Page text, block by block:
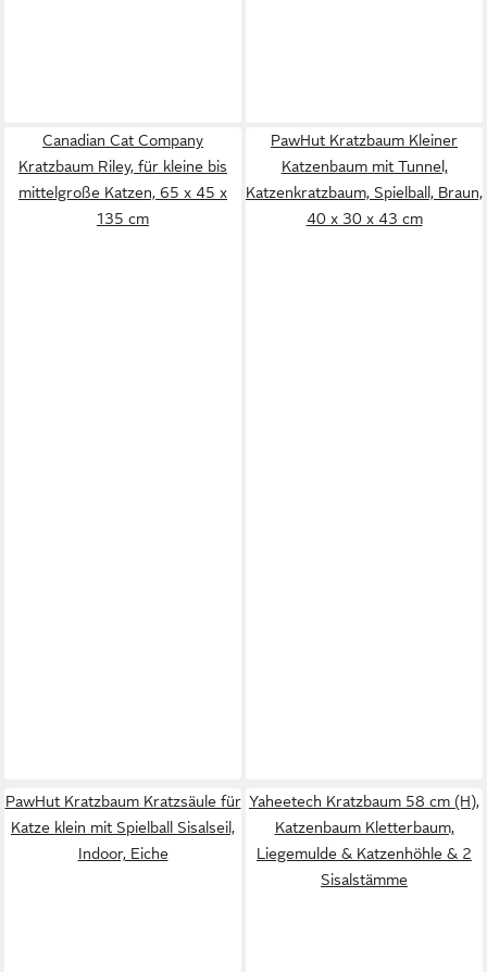
Canadian Cat Company
Kratzbaum Riley, für kleine bis
mittelgroße Katzen, 65 x 45 x
135 cm
PawHut Kratzbaum Kleiner
Katzenbaum mit Tunnel,
Katzenkratzbaum, Spielball, Braun,
40 x 30 x 43 cm
PawHut Kratzbaum Kratzsäule für
Katze klein mit Spielball Sisalseil,
Indoor, Eiche
Yaheetech Kratzbaum 58 cm (H),
Katzenbaum Kletterbaum,
Liegemulde & Katzenhöhle & 2
Sisalstämme